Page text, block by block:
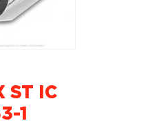
ST IC
1